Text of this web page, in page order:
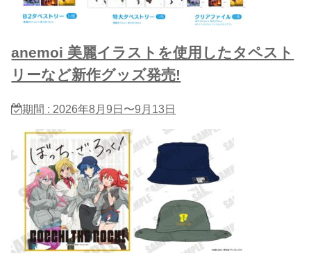
anemoi 美麗イラストを使用したタペスト
リーなど新作グッズ発売!
期間 : 2026年8月9日〜9月13日